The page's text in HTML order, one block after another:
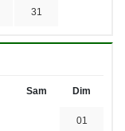
31
Sam Dim
01